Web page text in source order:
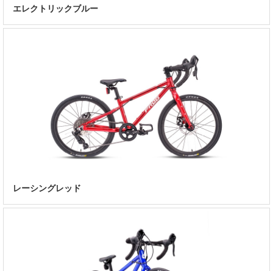
エレクトリックブルー
レーシングレッド